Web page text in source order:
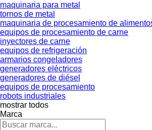
maquinaria para metal
tornos de metal
maquinaria de procesamiento de
equipos de procesamiento de carne
inyectores de carne
equipos de refrigeración
armarios congeladores
generadores eléctricos
generadores de diésel
equipos de procesamiento
robots industriales
mostrar todos
Marca